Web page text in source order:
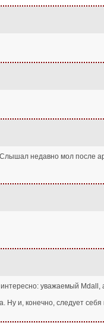
недавно мол после
уважаемый Mdall,
и, конечно, следует себя